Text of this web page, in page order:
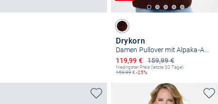
Drykorn
159,99 €
Ermäßigter Preis
119,99 €
Niedrigster Preis (letzte 30 Tage):
159,99€ -25%